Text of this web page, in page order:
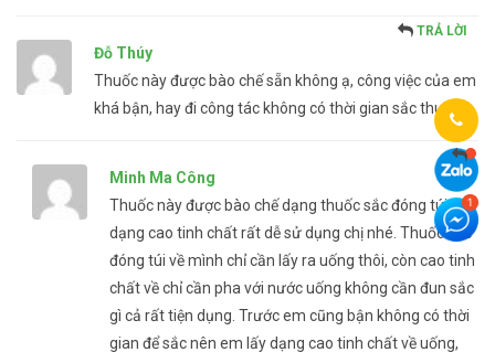
Đỗ Thúy
TRẢ LỜI
Thuốc này được bào chế sẵn không ạ, công việc của em
khá bận, hay đi công tác không có thời gian sắc thuốc ạ.
Minh Ma Công
Thuốc này được bào chế dạng thuốc sắc đóng túi và
dạng cao tinh chất rất dễ sử dụng chị nhé. Thuốc sắc
đóng túi về mình chỉ cần lấy ra uống thôi, còn cao tinh
chất về chỉ cần pha với nước uống không cần đun sắc
gì cả rất tiện dụng. Trước em cũng bận không có thời
gian để sắc nên em lấy dạng cao tinh chất về uống,